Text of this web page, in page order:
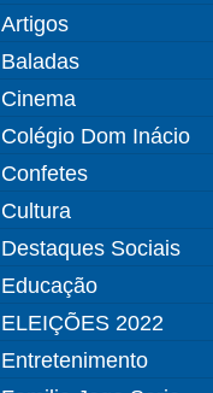
Artigos
Baladas
Cinema
Colégio Dom Inácio
Confetes
Cultura
Destaques Sociais
Educação
ELEIÇÕES 2022
Entretenimento